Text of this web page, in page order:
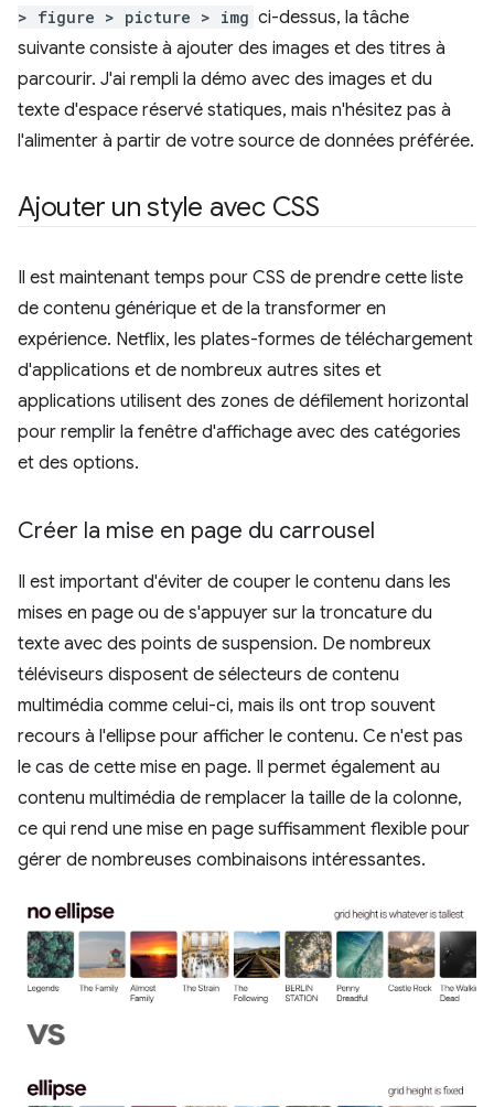
> figure > picture > img ci-dessus, la tâche
suivante consiste à ajouter des images et des titres à
parcourir. J'ai rempli la démo avec des images et du
texte d'espace réservé statiques, mais n'hésitez pas à
l'alimenter à partir de votre source de données préférée.
Ajouter un style avec CSS
Il est maintenant temps pour CSS de prendre cette liste
de contenu générique et de la transformer en
expérience. Netflix, les plates-formes de téléchargement
d'applications et de nombreux autres sites et
applications utilisent des zones de défilement horizontal
pour remplir la fenêtre d'affichage avec des catégories
et des options.
Créer la mise en page du carrousel
Il est important d'éviter de couper le contenu dans les
mises en page ou de s'appuyer sur la troncature du
texte avec des points de suspension. De nombreux
téléviseurs disposent de sélecteurs de contenu
multimédia comme celui-ci, mais ils ont trop souvent
recours à l'ellipse pour afficher le contenu. Ce n'est pas
le cas de cette mise en page. Il permet également au
contenu multimédia de remplacer la taille de la colonne,
ce qui rend une mise en page suffisamment flexible pour
gérer de nombreuses combinaisons intéressantes.